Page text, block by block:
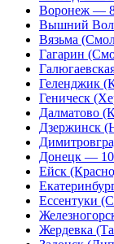
Воронеж —
Вышний
Вязьма
Гагарин
Геленджик
Геническ
Далматово
Дзержинск
Донецк —
Ейск
Ессентуки
Жердевка